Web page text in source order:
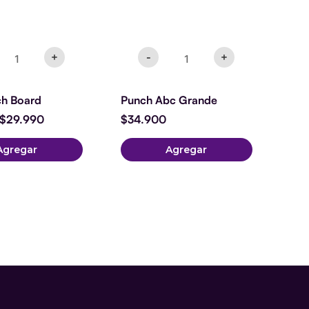
+
Board
$29.990
- +
Punch Abc Grande
$34.900
Agregar